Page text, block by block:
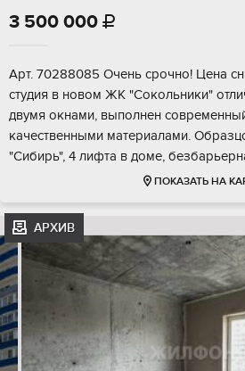
3 500 000 
Арт. 70288085 Очень срочно! Цена
студия в новом ЖК "Сокольники"
двумя окнами, выполнен
качественными материалами.
"Сибирь", 4 лифта в доме,
ПОКАЗАТЬ НА
АРХИВ